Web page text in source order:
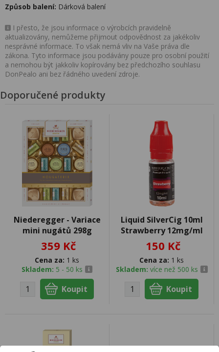
Způsob balení: Dárková balení
I přesto, že jsou informace o výrobcích pravidelně
aktualizovány, nemůžeme přijmout odpovědnost za jakékoliv
nesprávné informace. To však nemá vliv na Vaše práva dle
zákona. Tyto informace jsou podávány pouze pro osobní použití
a nemohou být jakkoliv kopírovány bez předchozího souhlasu
DonPealo ani bez řádného uvedení zdroje.
Doporučené produkty
Niederegger - Variace
mini nugátů 298g
359 Kč
Cena za: 1 ks
Skladem: 5 - 50 ks
Liquid SilverCig 10ml
Strawberry 12mg/ml
150 Kč
Cena za: 1 ks
Skladem: více než 500 ks